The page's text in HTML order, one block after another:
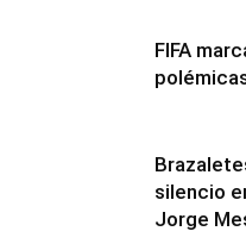
FIFA
silencio
Jorge